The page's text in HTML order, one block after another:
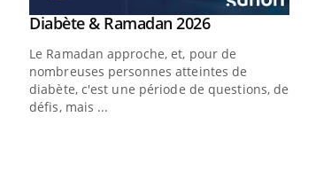
Youtube
Diabète & Ramadan 2026Youtube
Le Ramadan approche, et, pour de
nombreuses personnes atteintes de
diabète, c'est une période de questions, de
défis, mais ...